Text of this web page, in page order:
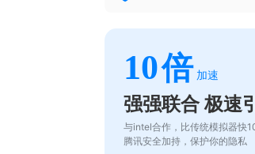
10倍 加速
强强联合 极速
与intel合作，比传统模拟器快
腾讯安全加持，保护你的隐私